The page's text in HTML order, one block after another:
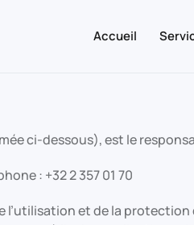
Accueil
ci-dessous), est le
: +32 2 357 01 70
et de la